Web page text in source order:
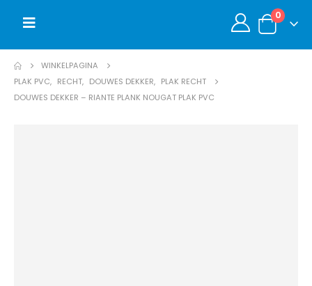
0
WINKELPAGINA
PLAK PVC, RECHT, DOUWES DEKKER, PLAK RECHT
DOUWES DEKKER – RIANTE PLANK NOUGAT PLAK PVC